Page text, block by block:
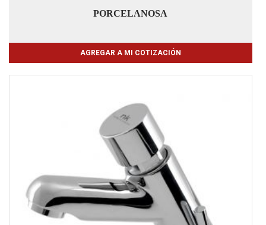
PORCELANOSA
AGREGAR A MI COTIZACIÓN